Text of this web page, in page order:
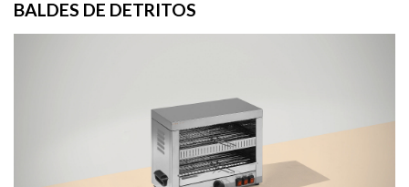
BALDES DE DETRITOS